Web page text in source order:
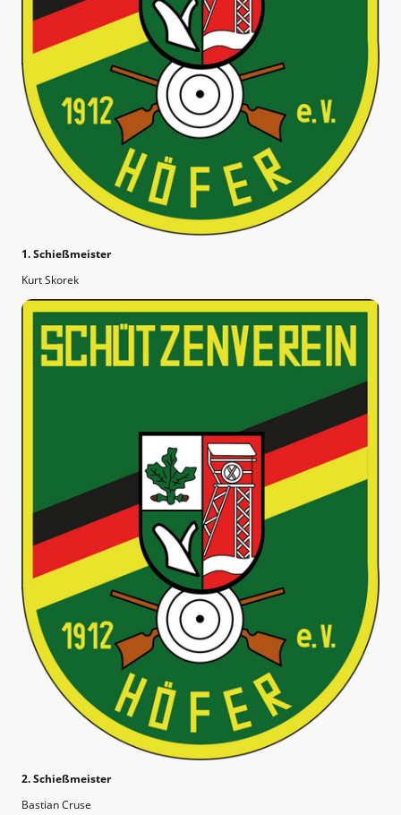
1. Schießmeister
Kurt Skorek
2. Schießmeister
Bastian Cruse